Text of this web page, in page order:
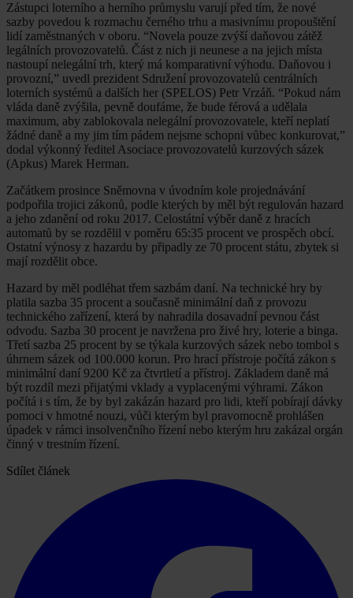
Zástupci loterního a herního průmyslu varují před tím, že nové
sazby povedou k rozmachu černého trhu a masivnímu propouštění
lidí zaměstnaných v oboru. “Novela pouze zvýší daňovou zátěž
legálních provozovatelů. Část z nich ji neunese a na jejich místa
nastoupí nelegální trh, který má komparativní výhodu. Daňovou i
provozní,” uvedl prezident Sdružení provozovatelů centrálních
loterních systémů a dalších her (SPELOS) Petr Vrzáň. “Pokud nám
vláda daně zvýšila, pevně doufáme, že bude férová a udělala
maximum, aby zablokovala nelegální provozovatele, kteří neplatí
žádné daně a my jim tím pádem nejsme schopni vůbec konkurovat,”
dodal výkonný ředitel Asociace provozovatelů kurzových sázek
(Apkus) Marek Herman.
Začátkem prosince Sněmovna v úvodním kole projednávání
podpořila trojici zákonů, podle kterých by měl být regulován hazard
a jeho zdanění od roku 2017. Celostátní výběr daně z hracích
automatů by se rozdělil v poměru 65:35 procent ve prospěch obcí.
Ostatní výnosy z hazardu by připadly ze 70 procent státu, zbytek si
mají rozdělit obce.
Hazard by měl podléhat třem sazbám daní. Na technické hry by
platila sazba 35 procent a současně minimální daň z provozu
technického zařízení, která by nahradila dosavadní pevnou část
odvodu. Sazba 30 procent je navržena pro živé hry, loterie a binga.
Třetí sazba 25 procent by se týkala kurzových sázek nebo tombol s
úhrnem sázek od 100.000 korun. Pro hrací přístroje počítá zákon s
minimální daní 9200 Kč za čtvrtletí a přístroj. Základem daně má
být rozdíl mezi přijatými vklady a vyplacenými výhrami. Zákon
počítá i s tím, že by byl zakázán hazard pro lidi, kteří pobírají dávky
pomoci v hmotné nouzi, vůči kterým byl pravomocně prohlášen
úpadek v rámci insolvenčního řízení nebo kterým hru zakázal orgán
činný v trestním řízení.
Sdílet článek